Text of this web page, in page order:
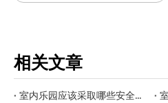
相关文章
室内乐园应该采取哪些安全措施？